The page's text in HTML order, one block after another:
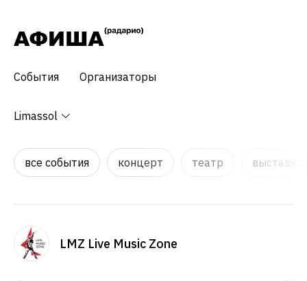
События Организаторы
Limassol
все события концерт театр
LMZ Live Music Zone